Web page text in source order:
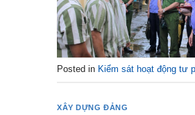
Posted in Kiểm sát hoạt động tư
XÂY DỰNG ĐẢNG